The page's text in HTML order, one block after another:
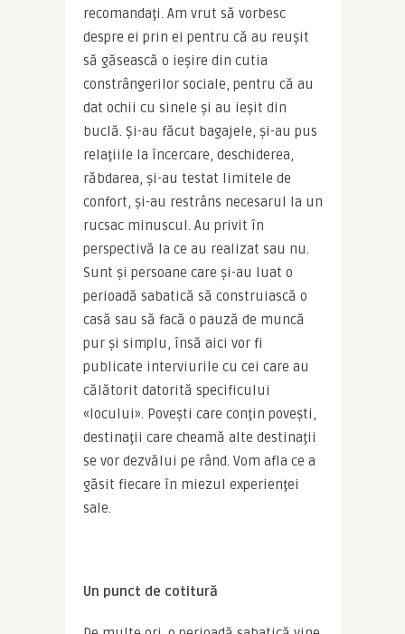
recomandaţi. Am vrut să vorbesc
despre ei prin ei pentru că au reuşit
să găsească o ieşire din cutia
constrângerilor sociale, pentru că au
dat ochii cu sinele şi au ieşit din
buclă. Și-au făcut bagajele, şi-au pus
relaţiile la încercare, deschiderea,
răbdarea, şi-au testat limitele de
confort, şi-au restrâns necesarul la un
rucsac minuscul. Au privit în
perspectivă la ce au realizat sau nu.
Sunt şi persoane care şi-au luat o
perioadă sabatică să construiască o
casă sau să facă o pauză de muncă
pur şi simplu, însă aici vor fi
publicate interviurile cu cei care au
călătorit datorită specificului
«locului». Poveşti care conţin poveşti,
destinaţii care cheamă alte destinaţii
se vor dezvălui pe rând. Vom afla ce a
găsit fiecare în miezul experienţei
sale.
Un punct de cotitură